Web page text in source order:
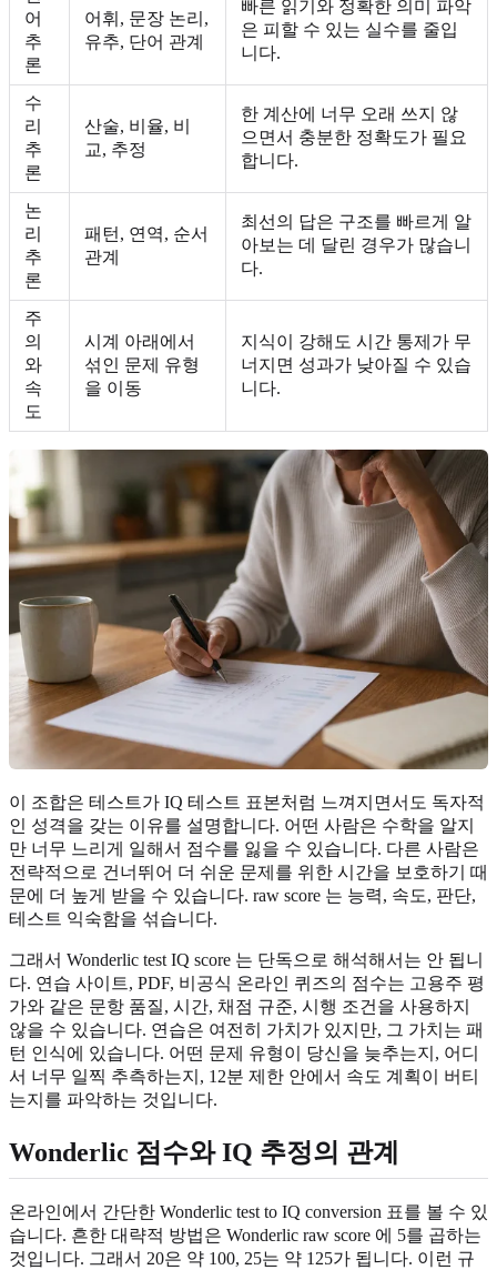
어
추
론
어휘, 문장 논리,
유추, 단어 관계
빠른 읽기와 정확한 의미 파악
은 피할 수 있는 실수를 줄입
니다.
수
리
추
론
산술, 비율, 비
교, 추정
한 계산에 너무 오래 쓰지 않
으면서 충분한 정확도가 필요
합니다.
논
리
추
론
패턴, 연역, 순서
관계
최선의 답은 구조를 빠르게 알
아보는 데 달린 경우가 많습니
다.
주
의
와
속
도
시계 아래에서
섞인 문제 유형
을 이동
지식이 강해도 시간 통제가 무
너지면 성과가 낮아질 수 있습
니다.
이 조합은 테스트가 IQ 테스트 표본처럼 느껴지면서도 독자적
인 성격을 갖는 이유를 설명합니다. 어떤 사람은 수학을 알지
만 너무 느리게 일해서 점수를 잃을 수 있습니다. 다른 사람은
전략적으로 건너뛰어 더 쉬운 문제를 위한 시간을 보호하기 때
문에 더 높게 받을 수 있습니다. raw score 는 능력, 속도, 판단,
테스트 익숙함을 섞습니다.
그래서 Wonderlic test IQ score 는 단독으로 해석해서는 안 됩니
다. 연습 사이트, PDF, 비공식 온라인 퀴즈의 점수는 고용주 평
가와 같은 문항 품질, 시간, 채점 규준, 시행 조건을 사용하지
않을 수 있습니다. 연습은 여전히 가치가 있지만, 그 가치는 패
턴 인식에 있습니다. 어떤 문제 유형이 당신을 늦추는지, 어디
서 너무 일찍 추측하는지, 12분 제한 안에서 속도 계획이 버티
는지를 파악하는 것입니다.
Wonderlic 점수와 IQ 추정의 관계
온라인에서 간단한 Wonderlic test to IQ conversion 표를 볼 수 있
습니다. 흔한 대략적 방법은 Wonderlic raw score 에 5를 곱하는
것입니다. 그래서 20은 약 100, 25는 약 125가 됩니다. 이런 규